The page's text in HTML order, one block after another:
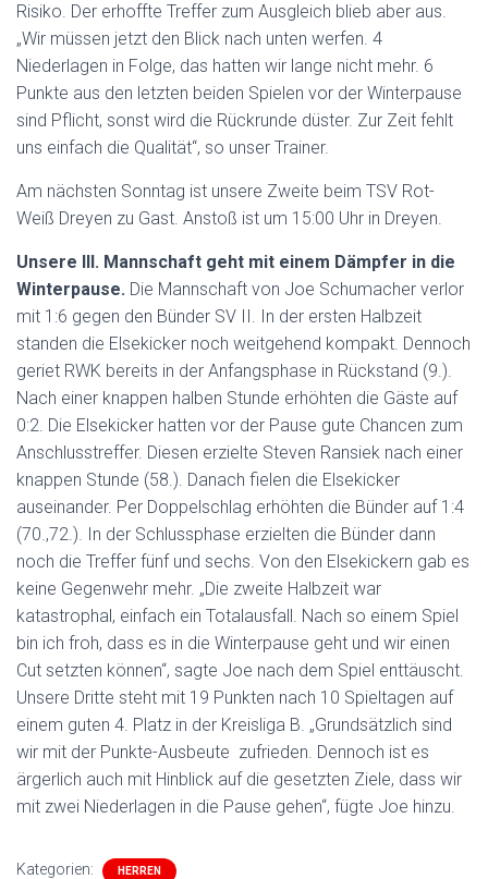
Risiko. Der erhoffte Treffer zum Ausgleich blieb aber aus.
„Wir müssen jetzt den Blick nach unten werfen. 4
Niederlagen in Folge, das hatten wir lange nicht mehr. 6
Punkte aus den letzten beiden Spielen vor der Winterpause
sind Pflicht, sonst wird die Rückrunde düster. Zur Zeit fehlt
uns einfach die Qualität“, so unser Trainer.
Am nächsten Sonntag ist unsere Zweite beim TSV Rot-
Weiß Dreyen zu Gast. Anstoß ist um 15:00 Uhr in Dreyen.
Unsere III. Mannschaft geht mit einem Dämpfer in die
Winterpause. Die Mannschaft von Joe Schumacher verlor
mit 1:6 gegen den Bünder SV II. In der ersten Halbzeit
standen die Elsekicker noch weitgehend kompakt. Dennoch
geriet RWK bereits in der Anfangsphase in Rückstand (9.).
Nach einer knappen halben Stunde erhöhten die Gäste auf
0:2. Die Elsekicker hatten vor der Pause gute Chancen zum
Anschlusstreffer. Diesen erzielte Steven Ransiek nach einer
knappen Stunde (58.). Danach fielen die Elsekicker
auseinander. Per Doppelschlag erhöhten die Bünder auf 1:4
(70.,72.). In der Schlussphase erzielten die Bünder dann
noch die Treffer fünf und sechs. Von den Elsekickern gab es
keine Gegenwehr mehr. „Die zweite Halbzeit war
katastrophal, einfach ein Totalausfall. Nach so einem Spiel
bin ich froh, dass es in die Winterpause geht und wir einen
Cut setzten können“, sagte Joe nach dem Spiel enttäuscht.
Unsere Dritte steht mit 19 Punkten nach 10 Spieltagen auf
einem guten 4. Platz in der Kreisliga B. „Grundsätzlich sind
wir mit der Punkte-Ausbeute zufrieden. Dennoch ist es
ärgerlich auch mit Hinblick auf die gesetzten Ziele, dass wir
mit zwei Niederlagen in die Pause gehen“, fügte Joe hinzu.
Kategorien: HERREN